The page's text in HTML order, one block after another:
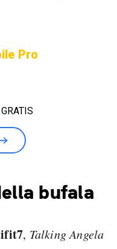
Pro
bufala
, Talking Angela